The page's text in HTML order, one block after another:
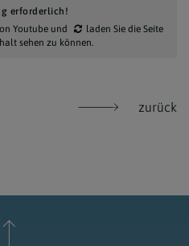
erforderlich!
Youtube und
laden Sie die Seite
sehen zu können.
zurück